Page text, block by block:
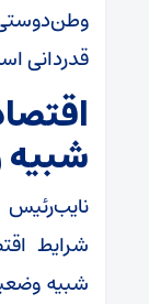
قدردانی
نایب‌رئیس
شرایط
شبیه